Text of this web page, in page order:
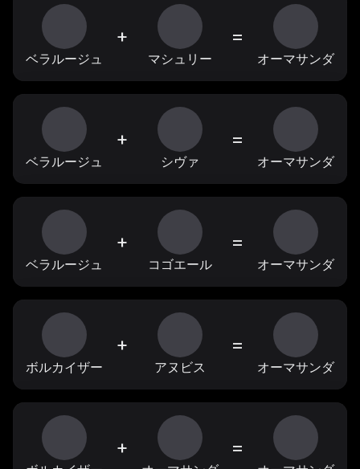
ベラルージュ
+
マシュリー
=
オーマサンダ
ベラルージュ
+
シヴァ
=
オーマサンダ
ベラルージュ
+
コゴエール
=
オーマサンダ
ボルカイザー
+
アヌビス
=
オーマサンダ
+ =